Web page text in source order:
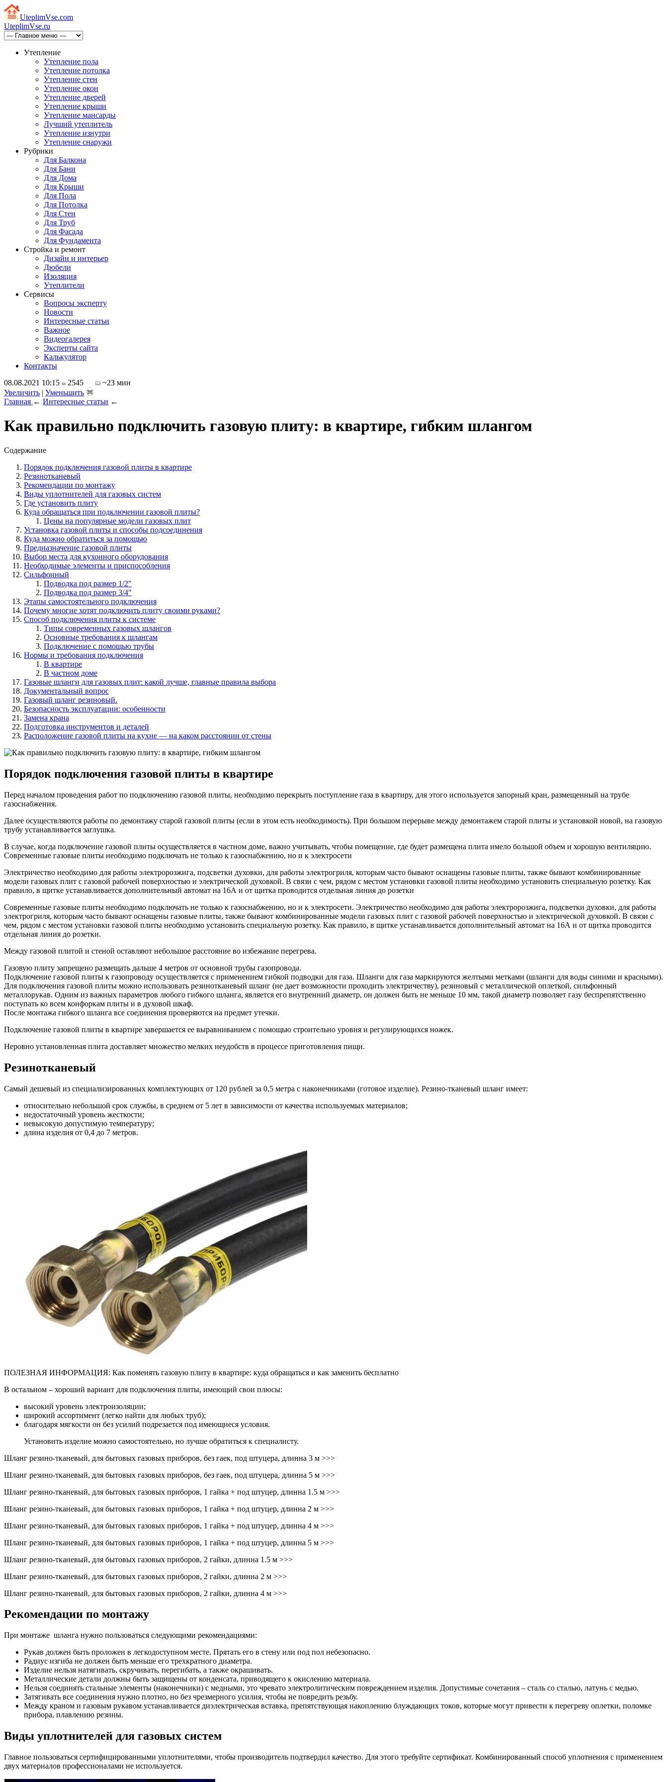
UteplimVse.com
UteplimVse.ru
Утепление
Утепление пола
Утепление потолка
Утепление стен
Утепление окон
Утепление дверей
Утепление крыши
Утепление мансарды
Лучший утеплитель
Утепление изнутри
Утепление снаружи
Рубрики
Для Балкона
Для Бани
Для Дома
Для Крыши
Для Пола
Для Потолка
Для Стен
Для Труб
Для Фасада
Для Фундамента
Стройка и ремонт
Дизайн и интерьер
Дюбели
Изоляция
Утеплители
Сервисы
Вопросы эксперту
Новости
Интересные статьи
Важное
Видеогалерея
Эксперты сайта
Калькулятор
Контакты
08.08.2021 10:15
2545
~23 мин
Увеличить | Уменьшить
Главная ← Интересные статьи ←
Как правильно подключить газовую плиту: в квартире, гибким шлангом
Содержание
Порядок подключения газовой плиты в квартире
Резинотканевый
Рекомендации по монтажу
Виды уплотнителей для газовых систем
Где установить плиту
Куда обращаться при подключении газовой плиты?
Цены на популярные модели газовых плит
Установка газовой плиты и способы подсоединения
Куда можно обратиться за помощью
Предназначение газовой плиты
Выбор места для кухонного оборудования
Необходимые элементы и приспособления
Сильфонный
Подводка под размер 1/2″
Подводка под размер 3/4″
Этапы самостоятельного подключения
Почему многие хотят подключить плиту своими руками?
Способ подключения плиты к системе
Типы современных газовых шлангов
Основные требования к шлангам
Подключение с помощью трубы
Нормы и требования подключения
В квартире
В частном доме
Газовые шланги для газовых плит: какой лучше, главные правила выбора
Документальный вопрос
Газовый шланг резиновый.
Безопасность эксплуатации: особенности
Замена крана
Подготовка инструментов и деталей
Расположение газовой плиты на кухне — на каком расстоянии от стены
Порядок подключения газовой плиты в квартире
Перед началом проведения работ по подключению газовой плиты, необходимо перекрыть поступление газа в квартиру, для этого используется запорный кран, размещенный на трубе
газоснабжения.
Далее осуществляются работы по демонтажу старой газовой плиты (если в этом есть необходимость). При большом перерыве между демонтажем старой плиты и установкой новой, на газовую
трубу устанавливается заглушка.
В случае, когда подключение газовой плиты осуществляется в частном доме, важно учитывать, чтобы помещение, где будет размещена плита имело большой объем и хорошую вентиляцию.
Современные газовые плиты необходимо подключать не только к газоснабжению, но и к электросети
Электричество необходимо для работы электророзжига, подсветки духовки, для работы электрогриля, которым часто бывают оснащены газовые плиты, также бывают комбинированные
модели газовых плит с газовой рабочей поверхностью и электрической духовкой. В связи с чем, рядом с местом установки газовой плиты необходимо установить специальную розетку. Как
правило, в щитке устанавливается дополнительный автомат на 16А и от щитка проводится отдельная линия до розетки
Современные газовые плиты необходимо подключать не только к газоснабжению, но и к электросети. Электричество необходимо для работы электророзжига, подсветки духовки, для работы
электрогриля, которым часто бывают оснащены газовые плиты, также бывают комбинированные модели газовых плит с газовой рабочей поверхностью и электрической духовкой. В связи с
чем, рядом с местом установки газовой плиты необходимо установить специальную розетку. Как правило, в щитке устанавливается дополнительный автомат на 16А и от щитка проводится
отдельная линия до розетки.
Между газовой плитой и стеной оставляют небольшое расстояние во избежание перегрева.
Газовую плиту запрещено размещать дальше 4 метров от основной трубы газопровода.
Подключение газовой плиты к газопроводу осуществляется с применением гибкой подводки для газа. Шланги для газа маркируются желтыми метками (шланги для воды синими и красными).
Для подключения газовой плиты можно использовать резинотканевый шланг (не дает возможности проходить электричеству), резиновый с металлической оплеткой, сильфонный
металлорукав. Одним из важных параметров любого гибкого шланга, является его внутренний диаметр, он должен быть не меньше 10 мм, такой диаметр позволяет газу беспрепятственно
поступать ко всем конфоркам плиты и в духовой шкаф.
После монтажа гибкого шланга все соединения проверяются на предмет утечки.
Подключение газовой плиты в квартире завершается ее выравниванием с помощью строительно уровня и регулирующихся ножек.
Неровно установленная плита доставляет множество мелких неудобств в процессе приготовления пищи.
Резинотканевый
Самый дешевый из специализированных комплектующих от 120 рублей за 0,5 метра с наконечниками (готовое изделие). Резино-тканевый шланг имеет:
относительно небольшой срок службы, в среднем от 5 лет в зависимости от качества используемых материалов;
недостаточный уровень жесткости;
невысокую допустимую температуру;
длина изделия от 0,4 до 7 метров.
ПОЛЕЗНАЯ ИНФОРМАЦИЯ: Как поменять газовую плиту в квартире: куда обращаться и как заменить бесплатно
В остальном – хороший вариант для подключения плиты, имеющий свои плюсы:
высокий уровень электроизоляции;
широкий ассортимент (легко найти для любых труб);
благодаря мягкости он без усилий подрезается под имеющиеся условия.
Установить изделие можно самостоятельно, но лучше обратиться к специалисту.
Шланг резино-тканевый, для бытовых газовых приборов, без гаек, под штуцера, длинна 3 м >>>
Шланг резино-тканевый, для бытовых газовых приборов, без гаек, под штуцера, длинна 5 м >>>
Шланг резино-тканевый, для бытовых газовых приборов, 1 гайка + под штуцер, длинна 1.5 м >>>
Шланг резино-тканевый, для бытовых газовых приборов, 1 гайка + под штуцер, длинна 2 м >>>
Шланг резино-тканевый, для бытовых газовых приборов, 1 гайка + под штуцер, длинна 4 м >>>
Шланг резино-тканевый, для бытовых газовых приборов, 1 гайка + под штуцер, длинна 5 м >>>
Шланг резино-тканевый, для бытовых газовых приборов, 2 гайки, длинна 1.5 м >>>
Шланг резино-тканевый, для бытовых газовых приборов, 2 гайки, длинна 2 м >>>
Шланг резино-тканевый, для бытовых газовых приборов, 2 гайки, длинна 4 м >>>
Рекомендации по монтажу
При монтаже шланга нужно пользоваться следующими рекомендациями:
Рукав должен быть проложен в легкодоступном месте. Прятать его в стену или под пол небезопасно.
Радиус изгиба не должен быть меньше его трехкратного диаметра.
Изделие нельзя натягивать, скручивать, перегибать, а также окрашивать.
Металлические детали должны быть защищены от конденсата, приводящего к окислению материала.
Нельзя соединять стальные элементы (наконечники) с медными, это чревато электролитическим повреждением изделия. Допустимые сочетания – сталь со сталью, латунь с медью.
Затягивать все соединения нужно плотно, но без чрезмерного усилия, чтобы не повредить резьбу.
Между краном и газовым рукавом устанавливается диэлектрическая вставка, препятствующая накоплению блуждающих токов, которые могут привести к перегреву оплетки, поломке
прибора, плавлению резины.
Виды уплотнителей для газовых систем
Главное пользоваться сертифицированными уплотнителями, чтобы производитель подтвердил качество. Для этого требуйте сертификат. Комбинированный способ уплотнения с применением
двух материалов профессионалами не используется.